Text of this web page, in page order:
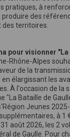
pratiques, à
produire des
des territoires.
pour visionner
Rhône-Alpes
de la
en élargissant les
À l'occasion de la
"La Bataille de
Jeunes
à 1
août 2026, les 2
de Gaulle. Pour